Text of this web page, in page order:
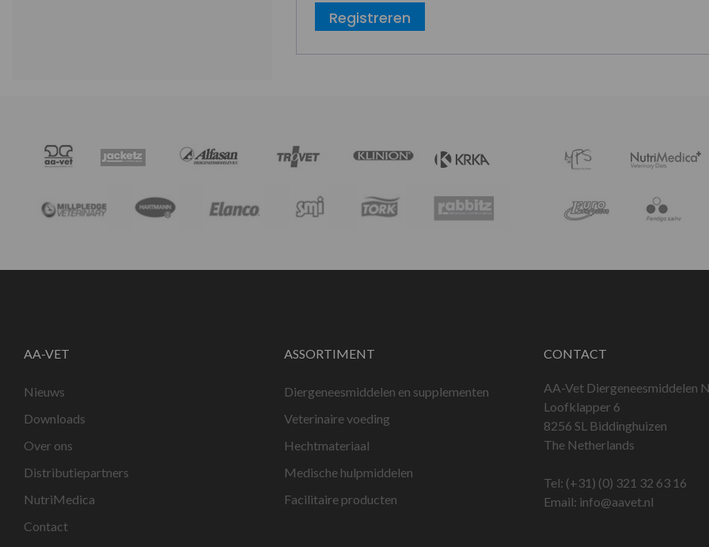
Registreren
AA-VET
Nieuws
Downloads
Over ons
Distributiepartners
NutriMedica
Contact
ASSORTIMENT
Diergeneesmiddelen en supplementen
Veterinaire voeding
Hechtmateriaal
Medische hulpmiddelen
Facilitaire producten
CONTACT
AA-Vet Diergeneesmiddelen
Loofklapper 6
8256 SL Biddinghuizen
The Netherlands
Tel: (+31) (0) 321 32 63 16
Email: info@aavet.nl